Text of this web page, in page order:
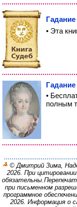
• Эта
•
полным
© Дмитрий Зима,
2026. При
обязательны.
при письменном
программное
2026. Информация о